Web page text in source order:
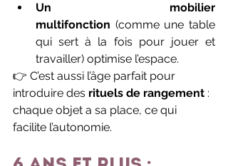
Un mobilier
multifonction (comme une table
qui sert à la fois pour jouer et
travailler) optimise l’espace.
👉 C’est aussi l’âge parfait pour
introduire des rituels de rangement :
chaque objet a sa place, ce qui
facilite l’autonomie.